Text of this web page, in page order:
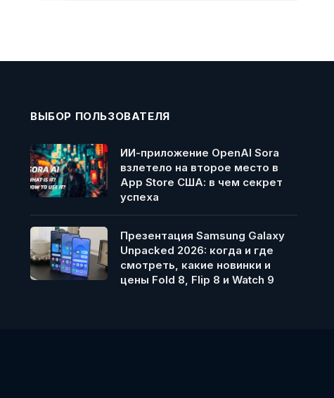
ВЫБОР ПОЛЬЗОВАТЕЛЯ
ИИ-приложение OpenAI Sora
взлетело на второе место в
App Store США: в чем секрет
успеха
Презентация Samsung Galaxy
Unpacked 2026: когда и где
смотреть, какие новинки и
цены Fold 8, Flip 8 и Watch 9